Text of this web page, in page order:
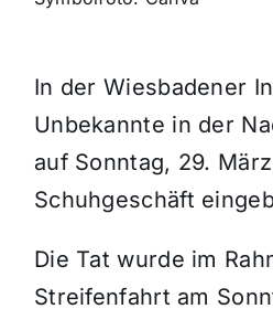
Themen und Termine
Gewinnspiele
In der Wiesbadener
Unbekannte in der
auf Sonntag, 29.
Schuhgeschäft
Die Tat wurde im
Streifenfahrt am